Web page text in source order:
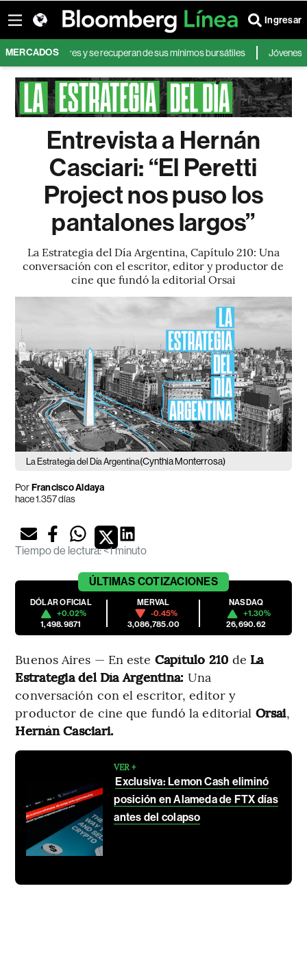
Ingresar
MERCADOS
temores y se recuperan de sus mínimos bursátiles Jóvenes que
Entrevista a Hernán
Casciari: “El Peretti
Project nos puso los
pantalones largos”
La Estrategia del Día Argentina, Capítulo 210: Una
conversación con el escritor, editor y productor de
cine que fundó la editorial Orsai
La Estrategia del Día Argentina(Cynthia Monterrosa)
PorFrancisco Aldaya
hace 1.357 días
Tiempo de lectura:<1 minuto
ÚLTIMAS COTIZACIONES
DÓLAR OFICIAL
+0.02%
1,498.9871
MERVAL
-0.45%
3,086,785.00
NASDAQ
+1.30%
26,690.62
Buenos Aires — En este Capítulo 210 de La
Estrategia del Día Argentina: Una
conversación con el escritor, editor y
productor de cine que fundó la editorial Orsai,
Hernán Casciari.
VER +
Exclusiva: Lemon Cash eliminó
posición en Alameda de FTX días
antes del colapso